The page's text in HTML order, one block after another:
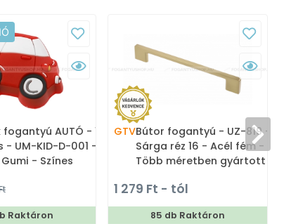
fogantyú AUTÓ - 1
- UM-KID-D-001 -
- Színes
Raktáron
GTVBútor fogantyú - UZ-819 -
Sárga réz 16 - Acél fém -
Több méretben gyártott
1 279 Ft - tól
85 db Raktáron